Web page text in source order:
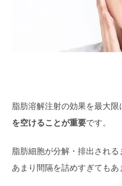
脂肪溶解注射の効果を最大限
を空けることが重要です。
脂肪細胞が分解・排出される
あまり間隔を詰めすぎてもあ